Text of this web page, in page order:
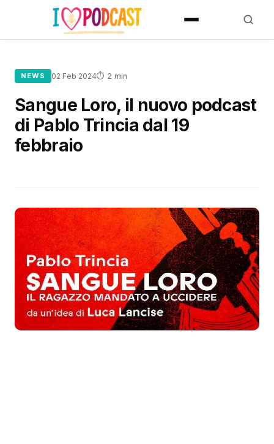
NEWS 02 Feb 2024⏱ 2 min
Sangue Loro, il nuovo podcast
di Pablo Trincia dal 19
febbraio